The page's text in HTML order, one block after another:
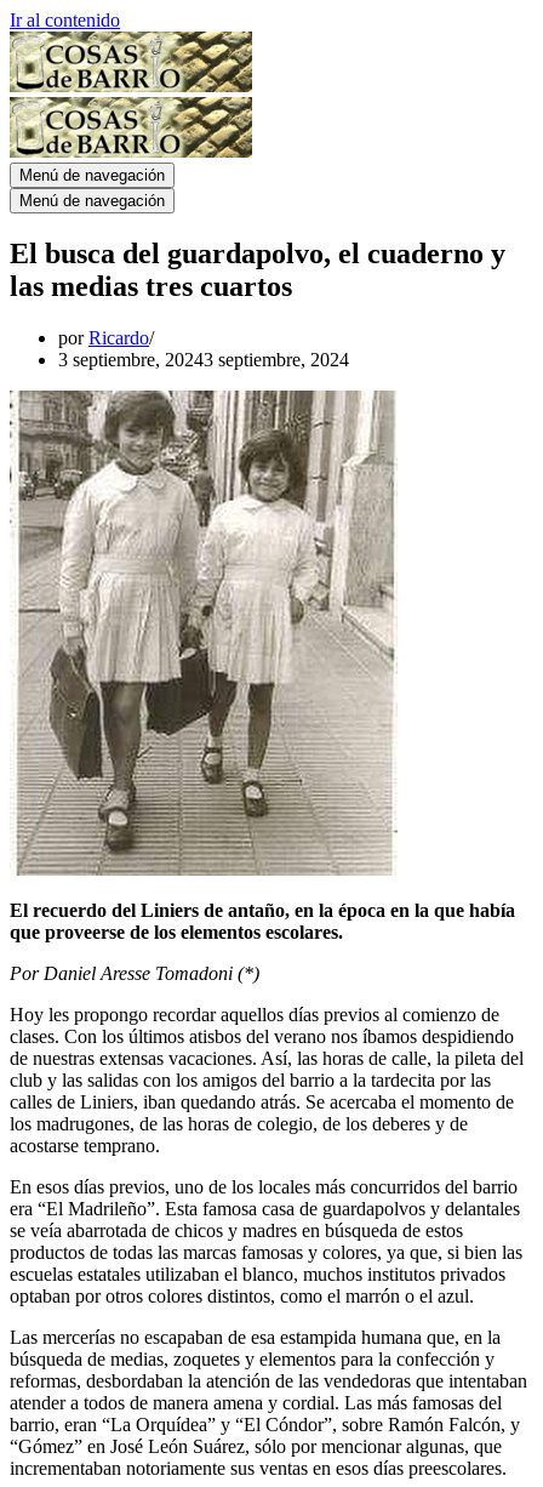
Ir al contenido
Menú de navegación
Menú de navegación
El busca del guardapolvo, el cuaderno y
las medias tres cuartos
porRicardo
3 septiembre, 20243 septiembre, 2024
El recuerdo del Liniers de antaño, en la época en la que había
que proveerse de los elementos escolares.
Por Daniel Aresse Tomadoni (*)
Hoy les propongo recordar aquellos días previos al comienzo de
clases. Con los últimos atisbos del verano nos íbamos despidiendo
de nuestras extensas vacaciones. Así, las horas de calle, la pileta del
club y las salidas con los amigos del barrio a la tardecita por las
calles de Liniers, iban quedando atrás. Se acercaba el momento de
los madrugones, de las horas de colegio, de los deberes y de
acostarse temprano.
En esos días previos, uno de los locales más concurridos del barrio
era “El Madrileño”. Esta famosa casa de guardapolvos y delantales
se veía abarrotada de chicos y madres en búsqueda de estos
productos de todas las marcas famosas y colores, ya que, si bien las
escuelas estatales utilizaban el blanco, muchos institutos privados
optaban por otros colores distintos, como el marrón o el azul.
Las mercerías no escapaban de esa estampida humana que, en la
búsqueda de medias, zoquetes y elementos para la confección y
reformas, desbordaban la atención de las vendedoras que intentaban
atender a todos de manera amena y cordial. Las más famosas del
barrio, eran “La Orquídea” y “El Cóndor”, sobre Ramón Falcón, y
“Gómez” en José León Suárez, sólo por mencionar algunas, que
incrementaban notoriamente sus ventas en esos días preescolares.